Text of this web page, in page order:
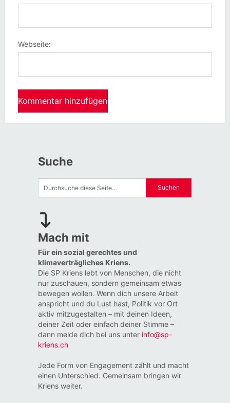
Webseite:
Suche
Mach mit
Für ein sozial gerechtes und
klimaverträgliches Kriens.
Die SP Kriens lebt von Menschen, die nicht
nur zuschauen, sondern gemeinsam etwas
bewegen wollen. Wenn dich unsere Arbeit
anspricht und du Lust hast, Politik vor Ort
aktiv mitzugestalten – mit deinen Ideen,
deiner Zeit oder einfach deiner Stimme –
dann melde dich bei uns unter info@sp-
kriens.ch
Jede Form von Engagement zählt und macht
einen Unterschied. Gemeinsam bringen wir
Kriens weiter.